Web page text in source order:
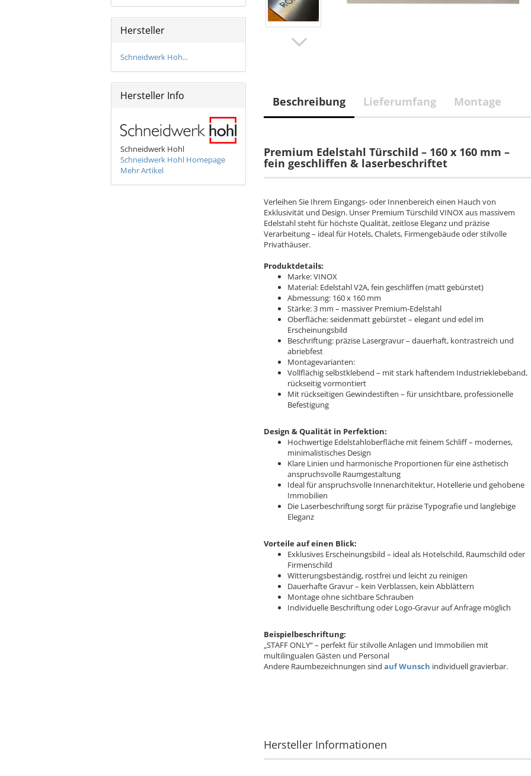
Beschreibung Lieferumfang Montage
Premium Edelstahl Türschild – 160 x 160 mm –
fein geschliffen & laserbeschriftet
Verleihen Sie Ihrem Eingangs- oder Innenbereich einen Hauch von
Exklusivität und Design. Unser Premium Türschild VINOX aus massivem
Edelstahl steht für höchste Qualität, zeitlose Eleganz und präzise
Verarbeitung – ideal für Hotels, Chalets, Firmengebäude oder stilvolle
Privathäuser.
Produktdetails:
Marke: VINOX
Material: Edelstahl V2A, fein geschliffen (matt gebürstet)
Abmessung: 160 x 160 mm
Stärke: 3 mm – massiver Premium-Edelstahl
Oberfläche: seidenmatt gebürstet – elegant und edel im
Erscheinungsbild
Beschriftung: präzise Lasergravur – dauerhaft, kontrastreich und
abriebfest
Montagevarianten:
Vollflächig selbstklebend – mit stark haftendem Industrieklebeband,
rückseitig vormontiert
Mit rückseitigen Gewindestiften – für unsichtbare, professionelle
Befestigung
Design & Qualität in Perfektion:
Hochwertige Edelstahloberfläche mit feinem Schliff – modernes,
minimalistisches Design
Klare Linien und harmonische Proportionen für eine ästhetisch
anspruchsvolle Raumgestaltung
Ideal für anspruchsvolle Innenarchitektur, Hotellerie und gehobene
Immobilien
Die Laserbeschriftung sorgt für präzise Typografie und langlebige
Eleganz
Vorteile auf einen Blick:
Exklusives Erscheinungsbild – ideal als Hotelschild, Raumschild oder
Firmenschild
Witterungsbeständig, rostfrei und leicht zu reinigen
Dauerhafte Gravur – kein Verblassen, kein Abblättern
Montage ohne sichtbare Schrauben
Individuelle Beschriftung oder Logo-Gravur auf Anfrage möglich
Beispielbeschriftung:
„STAFF ONLY“ – perfekt für stilvolle Anlagen und Immobilien mit
multilingualen Gästen und Personal
Andere Raumbezeichnungen sind auf Wunsch individuell gravierbar.
Hersteller Informationen
Hersteller
Schneidwerk Hoh...
Hersteller Info
Schneidwerk Hohl
Schneidwerk Hohl Homepage
Mehr Artikel